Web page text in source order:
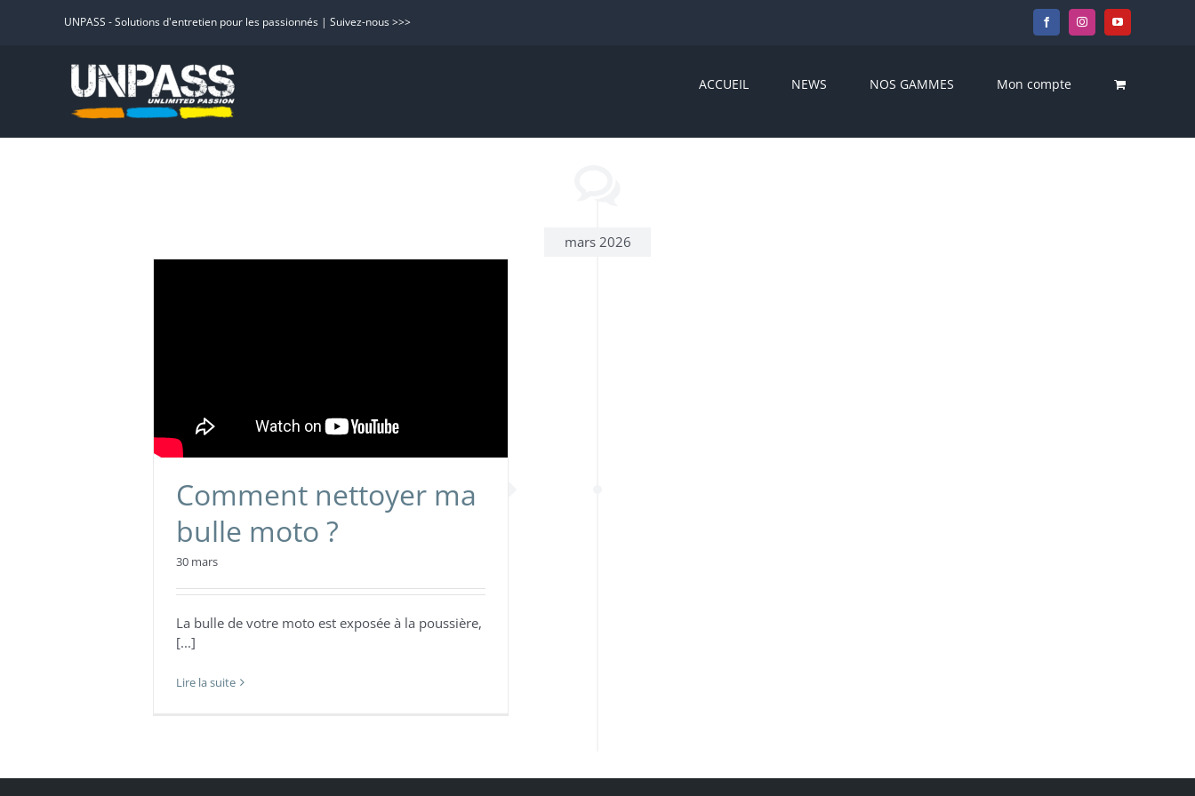
UNPASS - Solutions d'entretien pour les passionnés | Suivez-nous >>> FacebookInstagramYouTube
ACCUEIL NEWS NOS GAMMES Mon compte
mars 2026
Comment nettoyer ma
bulle moto ?
30 mars
La bulle de votre moto est exposée à la poussière,
[...]
Lire la suite